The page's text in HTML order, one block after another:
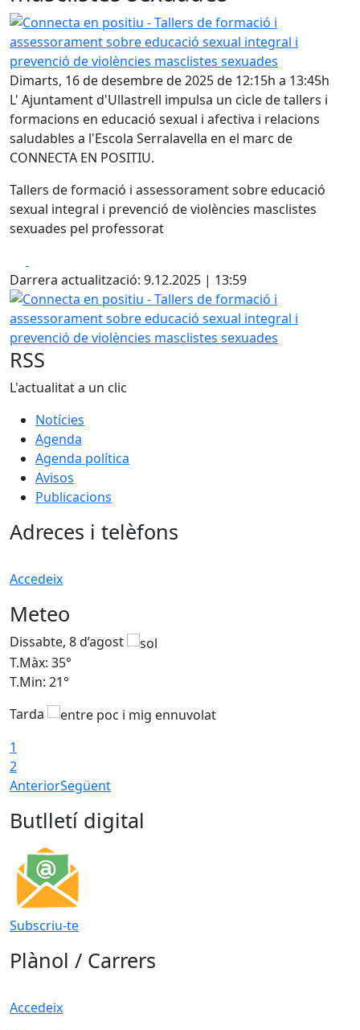
Connecta en positiu - Tallers de formació i
Dimarts, 16 de desembre de 2025 de 12:15h a 13:45h
L' Ajuntament d'Ullastrell impulsa un cicle de tallers i
formacions en educació sexual i afectiva i relacions
saludables a l'Escola Serralavella en el marc de
CONNECTA EN POSITIU.
Tallers de formació i assessorament sobre educació
sexual integral i prevenció de violències masclistes
sexuades pel professorat
Darrera actualització: 9.12.2025 | 13:59
Connecta en positiu - Tallers de formació i
RSS
L'actualitat a un clic
Notícies
Agenda
Agenda política
Avisos
Publicacions
Adreces i telèfons
Accedeix
Meteo
Dissabte, 8 d’agost
T.Màx: 35°
T.Min: 21°
Tarda
1
2
AnteriorSegüent
Butlletí digital
Subscriu-te
Plànol / Carrers
Accedeix